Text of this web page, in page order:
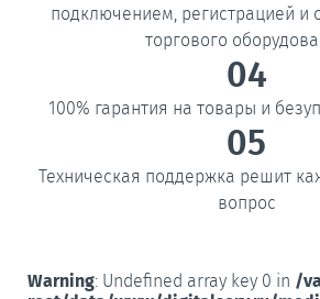
подключением, регистрацией и
торгового
04
100% гарантия на товары и
05
Техническая поддержка решит
вопрос
Warning: Undefined array key 0 in /